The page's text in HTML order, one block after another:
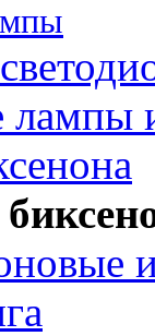
лампы